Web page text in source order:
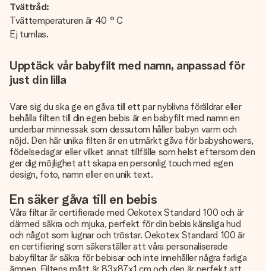
Tvättråd:
Tvättemperaturen är 40 ° C
Ej tumlas.
Upptäck vår babyfilt med namn, anpassad för
just din lilla
Vare sig du ska ge en gåva till ett par nyblivna föräldrar eller
behålla filten till din egen bebis är en babyfilt med namn en
underbar minnessak som dessutom håller babyn varm och
nöjd. Den här unika filten är en utmärkt gåva för babyshowers,
födelsedagar eller vilket annat tillfälle som helst eftersom den
ger dig möjlighet att skapa en personlig touch med egen
design, foto, namn eller en unik text.
En säker gåva till en bebis
Våra filtar är certifierade med Oekotex Standard 100 och är
därmed säkra och mjuka, perfekt för din bebis känsliga hud
och något som lugnar och tröstar. Oekotex Standard 100 är
en certifiering som säkerställer att våra personaliserade
babyfiltar är säkra för bebisar och inte innehåller några farliga